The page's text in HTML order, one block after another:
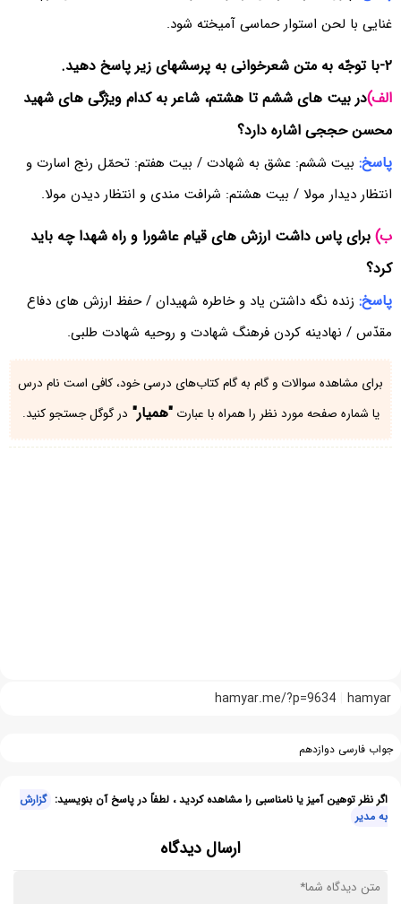
غنایی با لحن استوار حماسی آمیخته شود.
۲-با توجّه به متن شعرخوانی به پرسشهای زیر پاسخ دهید.
الف)در بیت های ششم تا هشتم، شاعر به کدام ویژگی های شهید
محسن حججی اشاره دارد؟
پاسخ: بیت ششم: عشق به شهادت / بیت هفتم: تحمّل رنج اسارت و
انتظار دیدار مولا / بیت هشتم: شرافت مندی و انتظار دیدن مولا.
ب) برای پاس داشت ارزش های قیام عاشورا و راه شهدا چه باید
کرد؟
پاسخ: زنده نگه داشتن یاد و خاطره شهیدان / حفظ ارزش های دفاع
مقدّس / نهادینه کردن فرهنگ شهادت و روحیه شهادت طلبی.
برای مشاهده سوالات و گام به گام کتاب‌های درسی خود، کافی است نام درس
یا شماره صفحه مورد نظر را همراه با عبارت"همیار" در گوگل جستجو کنید.
hamyar
hamyar.me/?p=9634
جواب فارسی دوازدهم
اگر نظر توهین آمیز یا نامناسبی را مشاهده کردید ، لطفاً در پاسخ آن بنویسید: گزارش
به مدیر
ارسال دیدگاه